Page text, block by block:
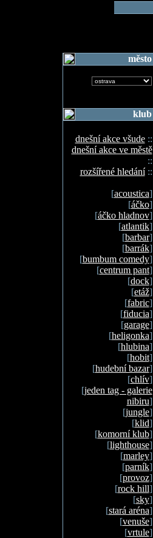
město
klub
dnešní akce všude::
dnešní akce ve městě
::
rozšířené hledání::
[acoustica]
[áčko]
[áčko hladnov]
[atlantik]
[barbar]
[barrák]
[bumbum comedy]
[centrum pant]
[dock]
[etáž]
[fabric]
[fiducia]
[garage]
[heligonka]
[hlubina]
[hobit]
[hudební bazar]
[chlív]
[jeden tag - galerie
nibiru]
[jungle]
[klid]
[komorní klub]
[lighthouse]
[marley]
[parník]
[provoz]
[rock hill]
[sky]
[stará aréna]
[venuše]
[vrtule]